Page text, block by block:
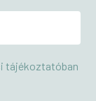
tájékoztatóban